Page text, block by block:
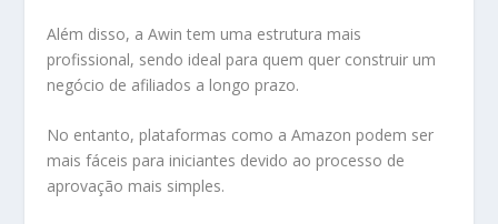
Além disso, a Awin tem uma estrutura mais
profissional, sendo ideal para quem quer construir um
negócio de afiliados a longo prazo.
No entanto, plataformas como a Amazon podem ser
mais fáceis para iniciantes devido ao processo de
aprovação mais simples.